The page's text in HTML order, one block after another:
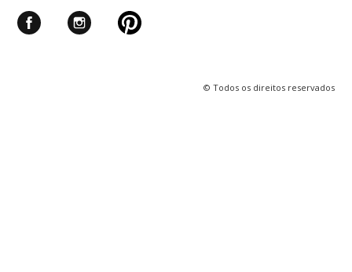
© Todos os direitos reservados